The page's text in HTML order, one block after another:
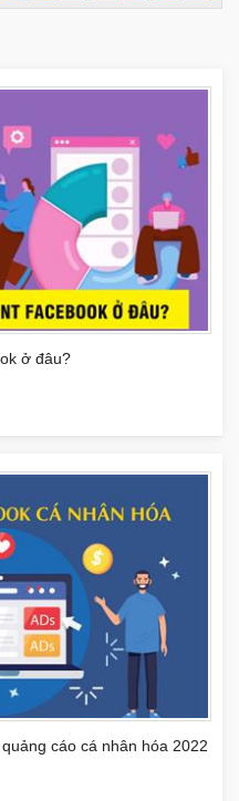
ở đâu?
cáo cá nhân hóa 2022